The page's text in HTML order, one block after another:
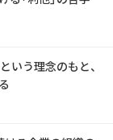
いう理念のもと、